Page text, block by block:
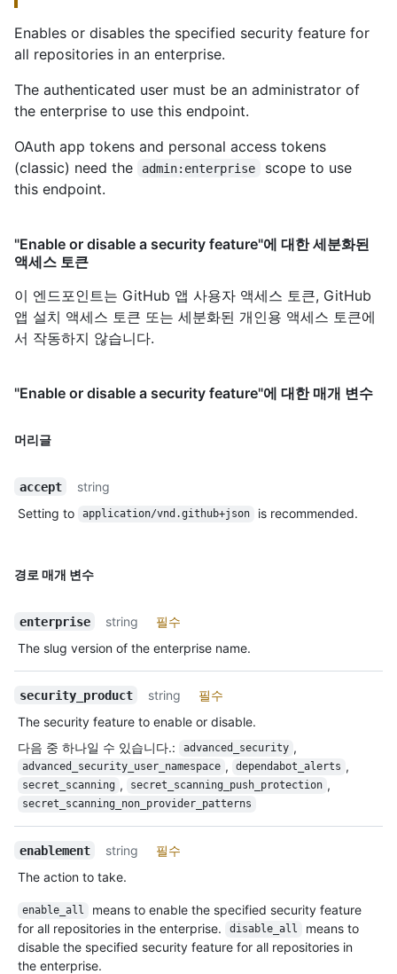
Enables or disables the specified security feature for
all repositories in an enterprise.
The authenticated user must be an administrator of
the enterprise to use this endpoint.
OAuth app tokens and personal access tokens
(classic) need the
admin:enterprise
scope to use
this endpoint.
"Enable or disable a security feature"에 대한 세분화된
액세스 토큰
이 엔드포인트는 GitHub 앱 사용자 액세스 토큰, GitHub
앱 설치 액세스 토큰 또는 세분화된 개인용 액세스 토큰에
서 작동하지 않습니다.
"Enable or disable a security feature"에 대한 매개 변수
머리글
accept
string
Setting to
application/vnd.github+json is recommended.
경로 매개 변수
enterprise string
필수
The slug version of the enterprise name.
security_product string
필수
The security feature to enable or disable.
다음 중 하나일 수 있습니다.: advanced_security ,
advanced_security_user_namespace , dependabot_alerts ,
secret_scanning , secret_scanning_push_protection ,
secret_scanning_non_provider_patterns
enablement string
필수
The action to take.
enable_all
means to enable the specified security feature
for all repositories in the enterprise.
disable_all
means to
disable the specified security feature for all repositories in
the enterprise.